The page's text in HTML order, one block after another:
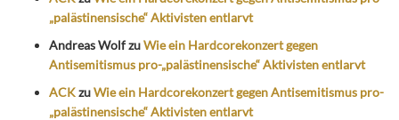
„palästinensische“ Aktivisten entlarvt
Andreas WolfzuWie ein Hardcorekonzert gegen
Antisemitismus pro-„palästinensische“ Aktivisten entlarvt
ACKzuWie ein Hardcorekonzert gegen Antisemitismus pro-
„palästinensische“ Aktivisten entlarvt